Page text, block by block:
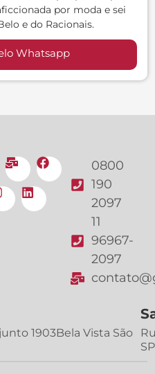
por moda e sei
e do Racionais.
Whatsapp
0800
190
2097
11
96967-
2097
1903Bela Vista São